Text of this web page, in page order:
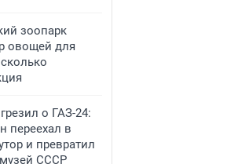
зоопарк
овощей для
о ГАЗ-24:
переехал в
и превратил
СССР